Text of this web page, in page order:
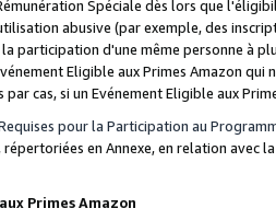
Spéciale dès lors que
abusive (par exemple, des
participation d'une même personne à
Eligible aux Primes Amazon qui
par cas, si un Evénement Eligible aux
pour la Participation au
en Annexe, en relation avec
Primes Amazon